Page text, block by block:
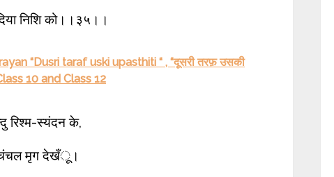
निशि को।।३५।।
“Dusri taraf uski upasthiti “ , “दूसरी तरफ़ उसकी
10 and Class 12
रिश्म-स्यंदन के,
मृग देखँू।